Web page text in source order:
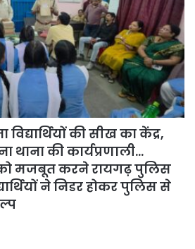
की सीख का केंद्र,
थाना की कार्यप्रणाली…
मजबूत करने रायगढ़ पुलिस
ने निडर होकर पुलिस से